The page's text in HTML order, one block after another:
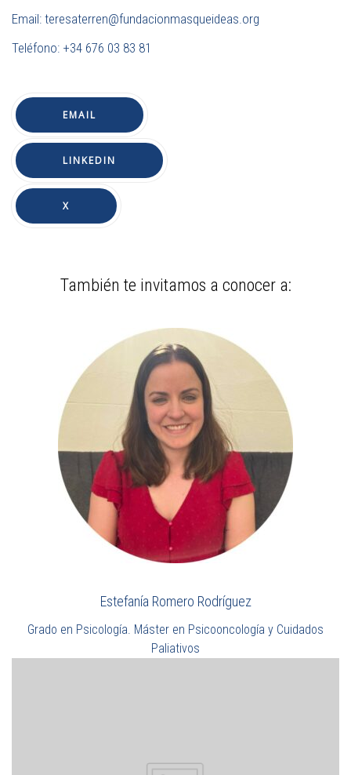
Email: teresaterren@fundacionmasqueideas.org
Teléfono: +34 676 03 83 81
EMAIL
LINKEDIN
X
También te invitamos a conocer a:
Estefanía Romero Rodríguez
Grado en Psicología. Máster en Psicooncología y Cuidados
Paliativos